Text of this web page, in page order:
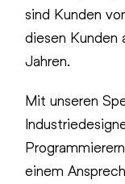
sind Kunden
diesen Kunden
Jahren.
Mit unseren
einem